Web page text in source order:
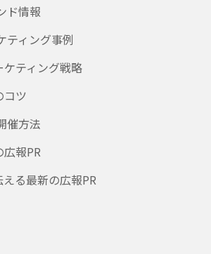
ド情報
ティング事例
ティング戦略
コツ
催方法
報PR
る最新の広報PR